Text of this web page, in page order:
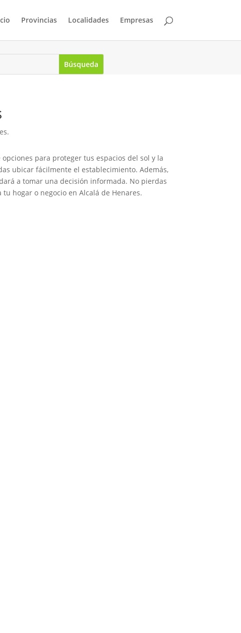
Provincias Localidades Empresas
para proteger tus espacios del sol y la
ubicar fácilmente el establecimiento. Además,
a tomar una decisión informada. No pierdas
hogar o negocio en Alcalá de Henares.